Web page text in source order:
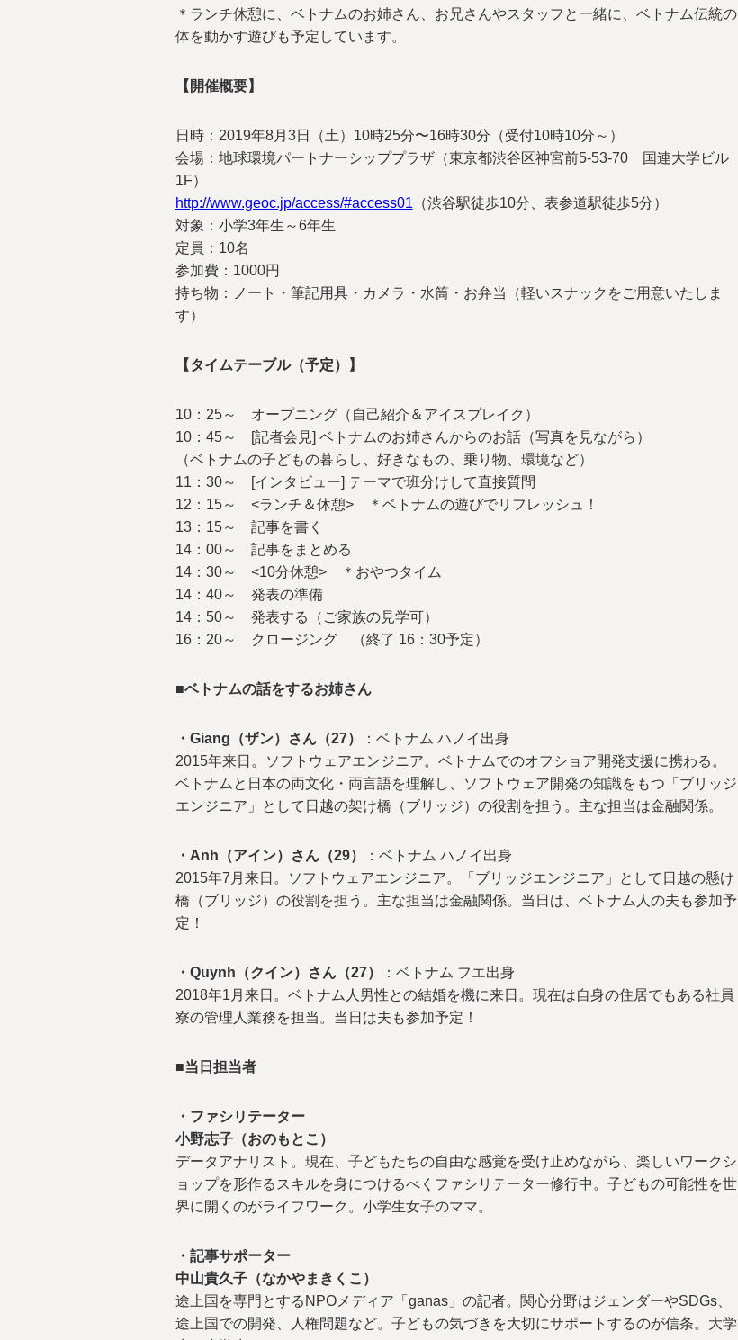
＊ランチ休憩に、ベトナムのお姉さん、お兄さんやスタッフと一緒に、ベトナム伝統の
体を動かす遊びも予定しています。
【開催概要】
日時：2019年8月3日（土）10時25分〜16時30分（受付10時10分～）
会場：地球環境パートナーシッププラザ（東京都渋谷区神宮前5-53-70 国連大学ビル
1F）
http://www.geoc.jp/access/#access01 （渋谷駅徒歩10分、表参道駅徒歩5分）
対象：小学3年生～6年生
定員：10名
参加費：1000円
持ち物：ノート・筆記用具・カメラ・水筒・お弁当（軽いスナックをご用意いたしま
す）
【タイムテーブル（予定）】
10：25～ オープニング（自己紹介＆アイスブレイク）
10：45～ [記者会見] ベトナムのお姉さんからのお話（写真を見ながら）
（ベトナムの子どもの暮らし、好きなもの、乗り物、環境など）
11：30～ [インタビュー] テーマで班分けして直接質問
12：15～ <ランチ＆休憩> ＊ベトナムの遊びでリフレッシュ！
13：15～ 記事を書く
14：00～ 記事をまとめる
14：30～ <10分休憩> ＊おやつタイム
14：40～ 発表の準備
14：50～ 発表する（ご家族の見学可）
16：20～ クロージング （終了 16：30予定）
■ベトナムの話をするお姉さん
・Giang（ザン）さん（27）
：ベトナム ハノイ出身
2015年来日。ソフトウェアエンジニア。ベトナムでのオフショア開発支援に携わる。
ベトナムと日本の両文化・両言語を理解し、ソフトウェア開発の知識をもつ「ブリッジ
エンジニア」として日越の架け橋（ブリッジ）の役割を担う。主な担当は金融関係。
・Anh（アイン）さん（29）
：ベトナム ハノイ出身
2015年7月来日。ソフトウェアエンジニア。「ブリッジエンジニア」として日越の懸け
橋（ブリッジ）の役割を担う。主な担当は金融関係。当日は、ベトナム人の夫も参加予
定！
・Quynh（クイン）さん（27）
：ベトナム フエ出身
2018年1月来日。ベトナム人男性との結婚を機に来日。現在は自身の住居でもある社員
寮の管理人業務を担当。当日は夫も参加予定！
■当日担当者
・ファシリテーター
小野志子（おのもとこ）
データアナリスト。現在、子どもたちの自由な感覚を受け止めながら、楽しいワークシ
ョップを形作るスキルを身につけるべくファシリテーター修行中。子どもの可能性を世
界に開くのがライフワーク。小学生女子のママ。
・記事サポーター
中山貴久子（なかやまきくこ）
途上国を専門とするNPOメディア「ganas」の記者。関心分野はジェンダーやSDGs、
途上国での開発、人権問題など。子どもの気づきを大切にサポートするのが信条。大学